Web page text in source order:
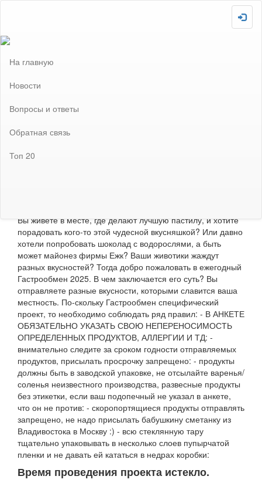
На главную
Новости
Вопросы и ответы
Обратная связь
Топ 20
Прошедшие проекты
Проект: Гастрообмен
Вы живёте в месте, где делают лучшую пастилу, и хотите
порадовать кого-то этой чудесной вкусняшкой? Или давно
хотели попробовать шоколад с водорослями, а быть
может майонез фирмы Ежк? Ваши животики жаждут
разных вкусностей? Тогда добро пожаловать в ежегодный
Гастрообмен 2025. В чем заключается его суть? Вы
отправляете разные вкусности, которыми славится ваша
местность. По-скольку Гастрообмен специфический
проект, то необходимо соблюдать ряд правил: - В АНКЕТЕ
ОБЯЗАТЕЛЬНО УКАЗАТЬ СВОЮ НЕПЕРЕНОСИМОСТЬ
ОПРЕДЕЛЕННЫХ ПРОДУКТОВ, АЛЛЕРГИИ И ТД: -
внимательно следите за сроком годности отправляемых
продуктов, присылать просрочку запрещено: - продукты
должны быть в заводской упаковке, не отсылайте варенья/
соленья неизвестного производства, развесные продукты
без этикетки, если ваш подопечный не указал в анкете,
что он не против: - скоропортящиеся продукты отправлять
запрещено, не надо присылать бабушкину сметанку из
Владивостока в Москву :) - всю стеклянную тару
тщательно упаковывать в несколько слоев пупырчатой
пленки и не давать ей кататься в недрах коробки:
Время проведения проекта истекло.